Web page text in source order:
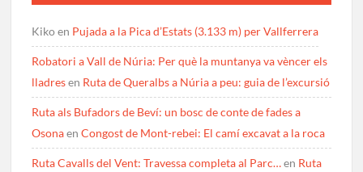
Kikoen Pujada a la Pica d’Estats (3.133 m) per Vallferrera
Robatori a Vall de Núria: Per què la muntanya va vèncer els
lladresen Ruta de Queralbs a Núria a peu: guia de l’excursió
Ruta als Bufadors de Beví: un bosc de conte de fades a
OsonaenCongost de Mont-rebei: El camí excavat a la roca
Ruta Cavalls del Vent: Travessa completa al Parc…en Ruta